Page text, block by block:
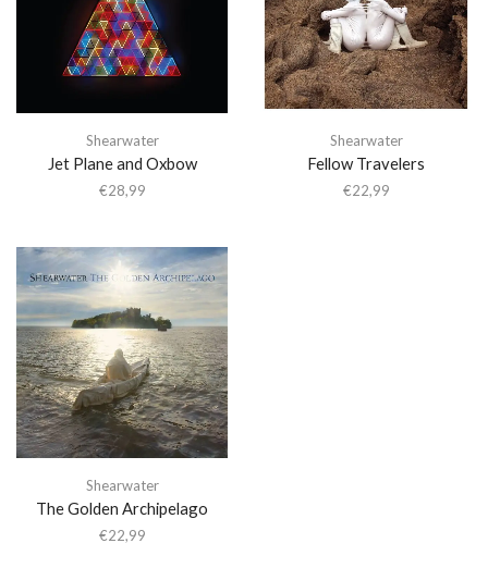
Shearwater
Jet Plane and Oxbow
€28,99
Shearwater
Fellow Travelers
€22,99
Shearwater
The Golden Archipelago
€22,99